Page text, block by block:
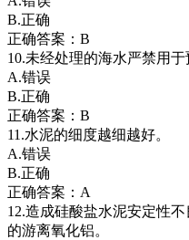
B.正确
正确答案：B
10.未经处理的海水严禁用于
A.错误
B.正确
正确答案：B
11.水泥的细度越细越好。
A.错误
B.正确
正确答案：A
12.造成硅酸盐水泥安定性
的游离氧化铝。